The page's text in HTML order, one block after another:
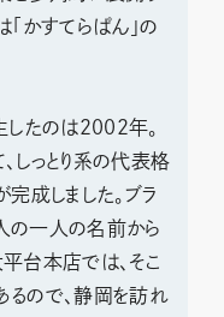
かすてらぱん」の
したのは2002年。
しっとり系の代表格
成しました。ブラ
の一人の名前から
台本店では、そこ
ので、静岡を訪れ